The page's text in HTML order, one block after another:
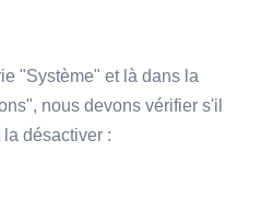
"Système" et là dans la
nous devons vérifier s'il
désactiver :